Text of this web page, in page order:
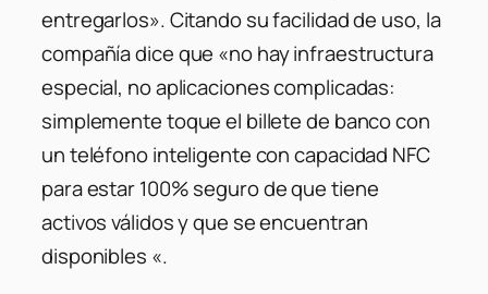
entregarlos». Citando su facilidad de uso, la
compañía dice que «no hay infraestructura
especial, no aplicaciones complicadas:
simplemente toque el billete de banco con
un teléfono inteligente con capacidad NFC
para estar 100% seguro de que tiene
activos válidos y que se encuentran
disponibles «.